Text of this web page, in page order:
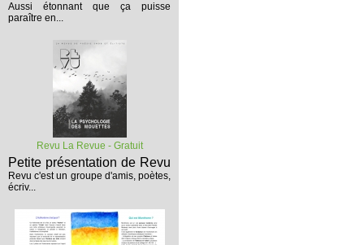
Aussi étonnant que ça puisse
paraître en...
Revu La Revue - Gratuit
Petite présentation de Revu
Revu c'est un groupe d'amis, poètes,
écriv...